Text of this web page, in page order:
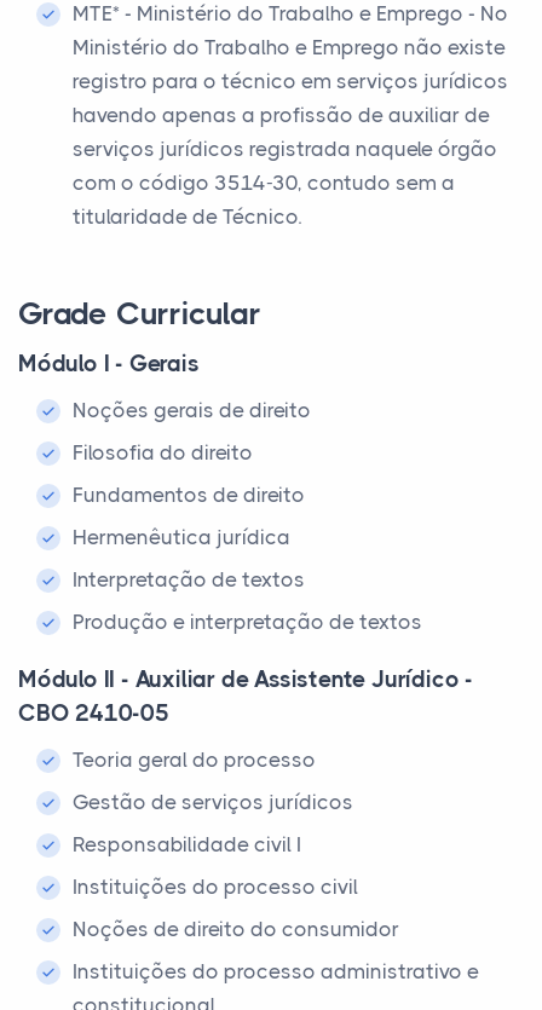
MTE* - Ministério do Trabalho e Emprego - No
Ministério do Trabalho e Emprego não existe
registro para o técnico em serviços jurídicos
havendo apenas a profissão de auxiliar de
serviços jurídicos registrada naquele órgão
com o código 3514-30, contudo sem a
titularidade de Técnico.
Grade Curricular
Módulo I - Gerais
Noções gerais de direito
Filosofia do direito
Fundamentos de direito
Hermenêutica jurídica
Interpretação de textos
Produção e interpretação de textos
Módulo II - Auxiliar de Assistente Jurídico -
CBO 2410-05
Teoria geral do processo
Gestão de serviços jurídicos
Responsabilidade civil I
Instituições do processo civil
Noções de direito do consumidor
Instituições do processo administrativo e
constitucional